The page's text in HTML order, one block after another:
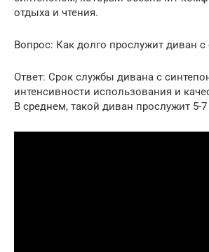
отдыха и чтения.
Вопрос: Как долго прослужит диван
Ответ: Срок службы дивана с
интенсивности использования и
В среднем, такой диван прослужит 5-7